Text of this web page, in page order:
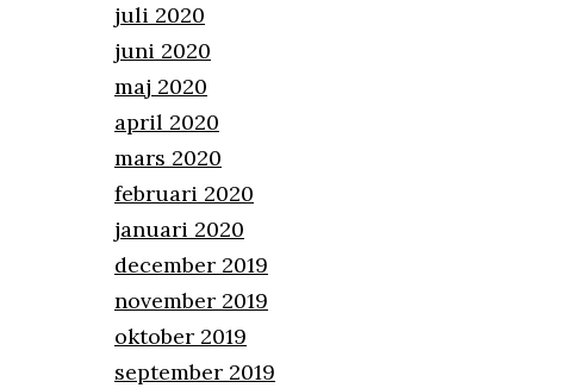
juli 2020
juni 2020
maj 2020
april 2020
mars 2020
februari 2020
januari 2020
december 2019
november 2019
oktober 2019
september 2019